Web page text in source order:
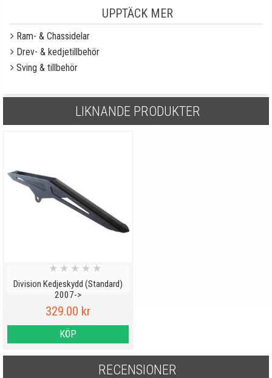
UPPTÄCK MER
Ram- & Chassidelar
Drev- & kedjetillbehör
Sving & tillbehör
LIKNANDE PRODUKTER
Division Kedjeskydd (Standard)
2007->
★ ★ ★ ★ ★
329.00 kr
KÖP
RECENSIONER